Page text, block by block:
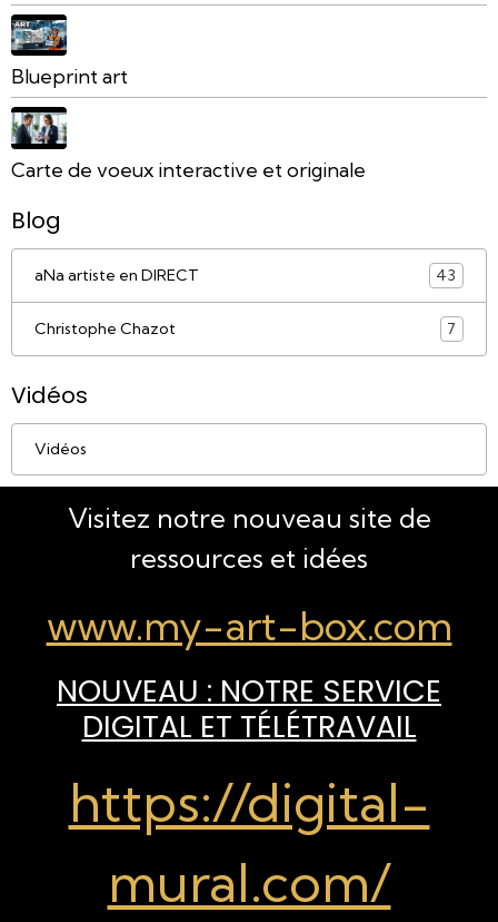
Blueprint art
Carte de voeux interactive et originale
Blog
aNa artiste en DIRECT 43
Christophe Chazot 7
Vidéos
Vidéos
Visitez notre nouveau site de
ressources et idées
www.my-art-box.com
NOUVEAU : NOTRE SERVICE
DIGITAL ET TÉLÉTRAVAIL
https://digital-
mural.com/